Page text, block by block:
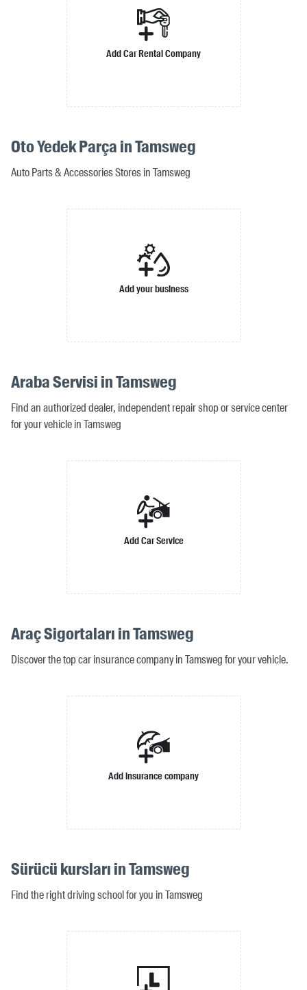
Add Car Rental Company
Oto Yedek Parça in Tamsweg
Auto Parts & Accessories Stores in Tamsweg
Add your business
Araba Servisi in Tamsweg
Find an authorized dealer, independent repair shop or service center
for your vehicle in Tamsweg
Add Car Service
Araç Sigortaları in Tamsweg
Discover the top car insurance company in Tamsweg for your vehicle.
Add insurance company
Sürücü kursları in Tamsweg
Find the right driving school for you in Tamsweg